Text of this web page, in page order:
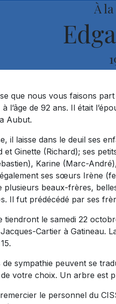
À
que nous vous faisons
l’âge de 92 ans. Il était
Aubut.
il laisse dans le deuil ses
et Ginette (Richard); ses
Karine (Marc-
ses sœurs Irène
plusieurs beaux-frères,
Il fut prédécédé par ses
tiendront le samedi 22
Cartier à Gatineau.
de sympathie peuvent se
votre choix. Un arbre est
le personnel du